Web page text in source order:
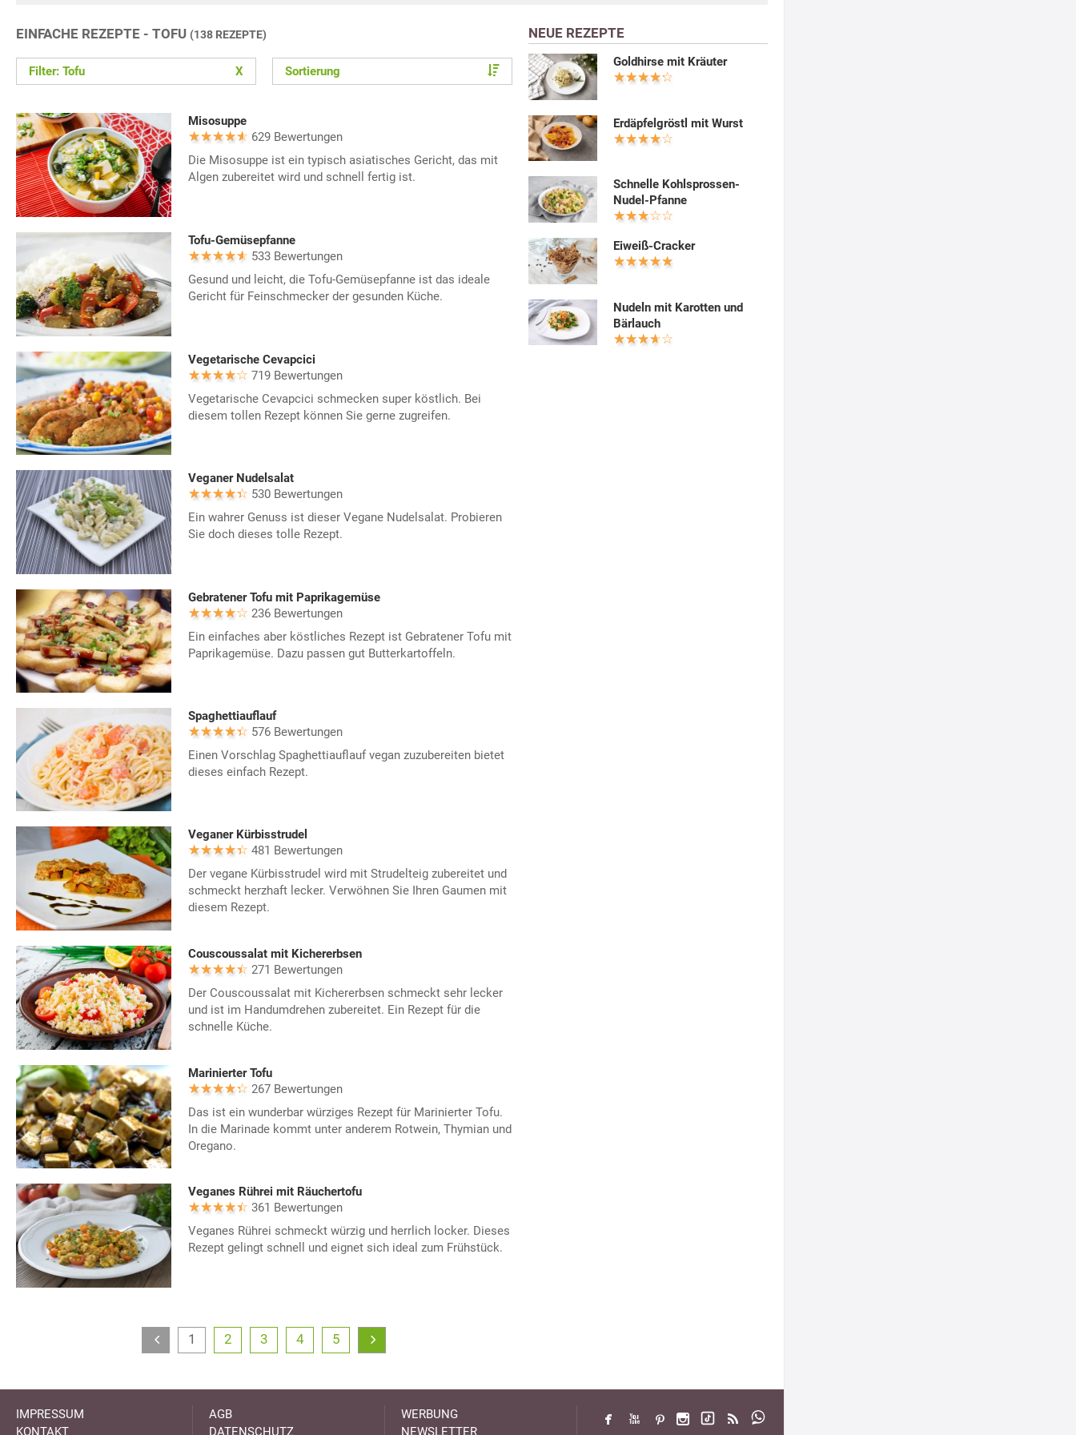
EINFACHE REZEPTE - TOFU (138 REZEPTE)
Filter: Tofu X Sortierung
Misosuppe
629 Bewertungen
Die Misosuppe ist ein typisch asiatisches Gericht, das mit
Algen zubereitet wird und schnell fertig ist.
Tofu-Gemüsepfanne
533 Bewertungen
Gesund und leicht, die Tofu-Gemüsepfanne ist das ideale
Gericht für Feinschmecker der gesunden Küche.
Vegetarische Cevapcici
719 Bewertungen
Vegetarische Cevapcici schmecken super köstlich. Bei
diesem tollen Rezept können Sie gerne zugreifen.
Veganer Nudelsalat
530 Bewertungen
Ein wahrer Genuss ist dieser Vegane Nudelsalat. Probieren
Sie doch dieses tolle Rezept.
Gebratener Tofu mit Paprikagemüse
236 Bewertungen
Ein einfaches aber köstliches Rezept ist Gebratener Tofu mit
Paprikagemüse. Dazu passen gut Butterkartoffeln.
Spaghettiauflauf
576 Bewertungen
Einen Vorschlag Spaghettiauflauf vegan zuzubereiten bietet
dieses einfach Rezept.
Veganer Kürbisstrudel
481 Bewertungen
Der vegane Kürbisstrudel wird mit Strudelteig zubereitet und
schmeckt herzhaft lecker. Verwöhnen Sie Ihren Gaumen mit
diesem Rezept.
Couscoussalat mit Kichererbsen
271 Bewertungen
Der Couscoussalat mit Kichererbsen schmeckt sehr lecker
und ist im Handumdrehen zubereitet. Ein Rezept für die
schnelle Küche.
Marinierter Tofu
267 Bewertungen
Das ist ein wunderbar würziges Rezept für Marinierter Tofu.
In die Marinade kommt unter anderem Rotwein, Thymian und
Oregano.
Veganes Rührei mit Räuchertofu
361 Bewertungen
Veganes Rührei schmeckt würzig und herrlich locker. Dieses
Rezept gelingt schnell und eignet sich ideal zum Frühstück.
1 2 3 4 5
NEUE REZEPTE
Goldhirse mit Kräuter
Erdäpfelgröstl mit Wurst
Schnelle Kohlsprossen-
Nudel-Pfanne
Eiweiß-Cracker
Nudeln mit Karotten und
Bärlauch
IMPRESSUM
KONTAKT
AGB
DATENSCHUTZ
WERBUNG
NEWSLETTER